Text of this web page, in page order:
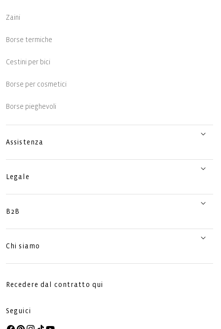
Zaini
Borse termiche
Cestini per bici
Borse per cosmetici
Borse pieghevoli
Assistenza
Legale
B2B
Chi siamo
Recedere dal contratto qui
Seguici